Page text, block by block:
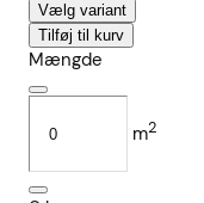
Vælg variant
Tilføj til kurv
Mængde
m2